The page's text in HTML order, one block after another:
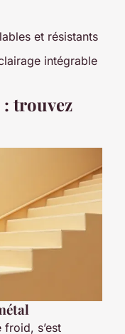
et résistants
intégrable
trouvez
s’est